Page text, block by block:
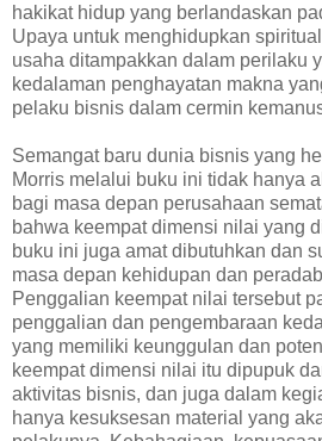
hakikat hidup yang berlandaskan
Upaya untuk menghidupkan
usaha ditampakkan dalam perilaku
kedalaman penghayatan makna
pelaku bisnis dalam cermin
Semangat baru dunia bisnis yang
Morris melalui buku ini tidak hanya
bagi masa depan perusahaan
bahwa keempat dimensi nilai yang
buku ini juga amat dibutuhkan dan
masa depan kehidupan dan
Penggalian keempat nilai tersebut
penggalian dan pengembaraan
yang memiliki keunggulan dan
keempat dimensi nilai itu dipupuk
aktivitas bisnis, dan juga dalam
hanya kesuksesan material yang